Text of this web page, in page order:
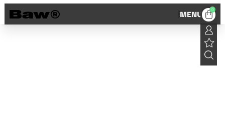
MENU 0